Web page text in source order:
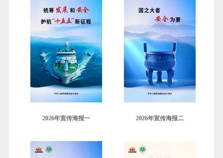
2026年宣传海报一 2026年宣传海报二